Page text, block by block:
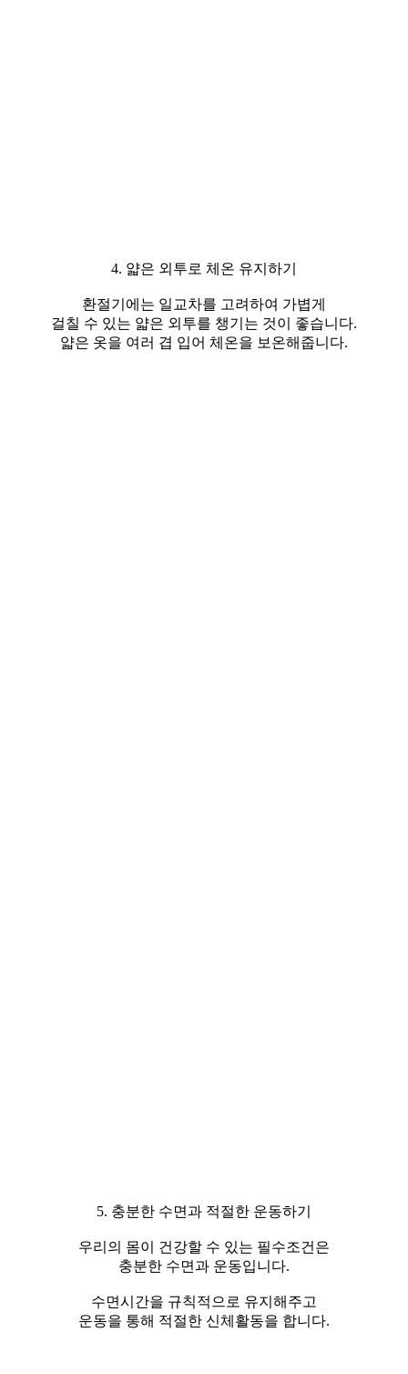
4. 얇은 외투로 체온 유지하기
환절기에는 일교차를 고려하여 가볍게
걸칠 수 있는 얇은 외투를 챙기는 것이 좋습니다.
얇은 옷을 여러 겹 입어 체온을 보온해줍니다.
5. 충분한 수면과 적절한 운동하기
우리의 몸이 건강할 수 있는 필수조건은
충분한 수면과 운동입니다.
수면시간을 규칙적으로 유지해주고
운동을 통해 적절한 신체활동을 합니다.